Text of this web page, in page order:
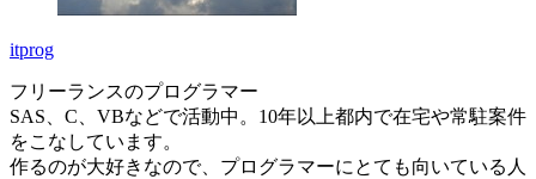
itprog
フリーランスのプログラマー
SAS、C、VBなどで活動中。10年以上都内で在宅や常駐案件
をこなしています。
作るのが大好きなので、プログラマーにとても向いている人